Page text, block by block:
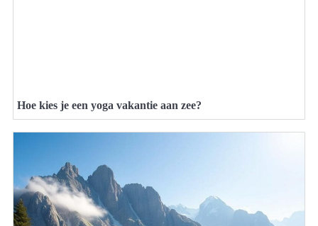
Hoe kies je een yoga vakantie aan zee?